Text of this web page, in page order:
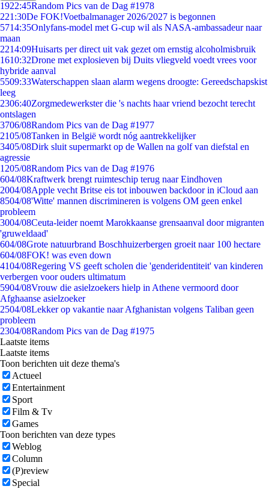
1922:45Random Pics van de Dag #1978
221:30De FOK!Voetbalmanager 2026/2027 is begonnen
5714:35Onlyfans-model met G-cup wil als NASA-ambassadeur naar
maan
2214:09Huisarts per direct uit vak gezet om ernstig alcoholmisbruik
1610:32Drone met explosieven bij Duits vliegveld voedt vrees voor
hybride aanval
5509:33Waterschappen slaan alarm wegens droogte: Gereedschapskist
leeg
2306:40Zorgmedewerkster die 's nachts haar vriend bezocht terecht
ontslagen
3706/08Random Pics van de Dag #1977
2105/08Tanken in België wordt nóg aantrekkelijker
3405/08Dirk sluit supermarkt op de Wallen na golf van diefstal en
agressie
1205/08Random Pics van de Dag #1976
604/08Kraftwerk brengt ruimteschip terug naar Eindhoven
2004/08Apple vecht Britse eis tot inbouwen backdoor in iCloud aan
8504/08'Witte' mannen discrimineren is volgens OM geen enkel
probleem
3004/08Ceuta-leider noemt Marokkaanse grensaanval door migranten
'gruweldaad'
604/08Grote natuurbrand Boschhuizerbergen groeit naar 100 hectare
604/08FOK! was even down
4104/08Regering VS geeft scholen die 'genderidentiteit' van kinderen
verbergen voor ouders ultimatum
5904/08Vrouw die asielzoekers hielp in Athene vermoord door
Afghaanse asielzoeker
2504/08Lekker op vakantie naar Afghanistan volgens Taliban geen
probleem
2304/08Random Pics van de Dag #1975
Laatste items
Laatste items
Toon berichten uit deze thema's
Actueel
Entertainment
Sport
Film & Tv
Games
Toon berichten van deze types
Weblog
Column
(P)review
Special